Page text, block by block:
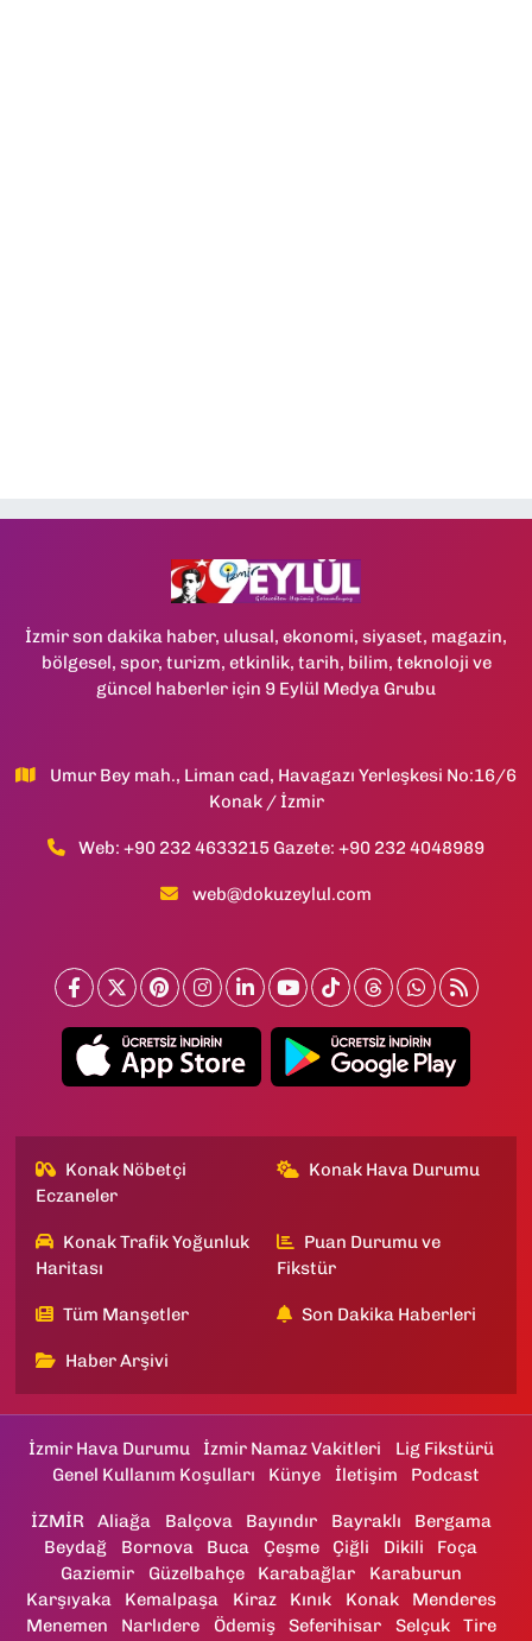
İzmir son dakika haber, ulusal, ekonomi, siyaset, magazin,
bölgesel, spor, turizm, etkinlik, tarih, bilim, teknoloji ve
güncel haberler için 9 Eylül Medya Grubu
Umur Bey mah., Liman cad, Havagazı Yerleşkesi No:16/6
Konak / İzmir
Web: +90 232 4633215 Gazete: +90 232 4048989
web@dokuzeylul.com
Konak Nöbetçi
Eczaneler
Konak Hava Durumu
Konak Trafik Yoğunluk
Haritası
Puan Durumu ve
Fikstür
Tüm Manşetler Son Dakika Haberleri
Haber Arşivi
İzmir Hava Durumu İzmir Namaz Vakitleri
Lig Fikstürü
Genel Kullanım Koşulları
Künye İletişim Podcast
İZMİR Aliağa Balçova Bayındır Bayraklı
Bergama
Beydağ
Bornova Buca Çeşme Çiğli Dikili
Foça
Gaziemir
Güzelbahçe Karabağlar
Karaburun
Karşıyaka
Kemalpaşa Kiraz Kınık Konak
Menderes
Menemen
Narlıdere Ödemiş Seferihisar Selçuk Tire